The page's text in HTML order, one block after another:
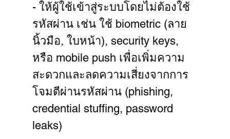
- ให้ผู้ใช้เข้าสู่ระบบโดยไม่ต้องใช้
รหัสผ่าน เช่น ใช้ biometric (ลาย
นิ้วมือ, ใบหน้า), security keys,
หรือ mobile push เพื่อเพิ่มความ
สะดวกและลดความเสี่ยงจากการ
โจมตีผ่านรหัสผ่าน (phishing,
credential stuffing, password
leaks)